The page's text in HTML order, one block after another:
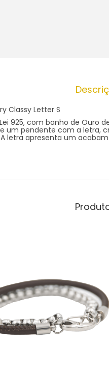
Classy Letter S
925, com banho de Ouro
um pendente com a letra,
letra apresenta um